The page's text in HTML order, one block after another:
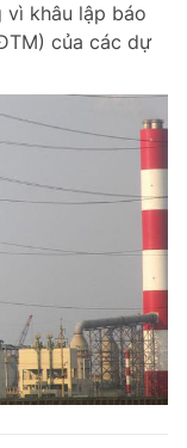
khâu lập báo
của các dự